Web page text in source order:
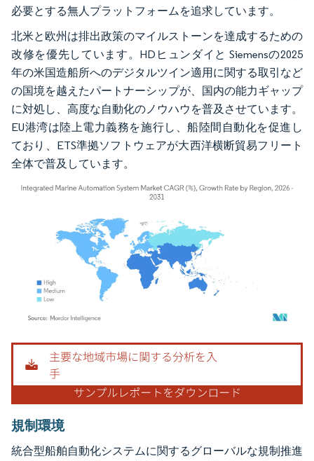
必要とする無人プラットフォームを追求しています。
北米と欧州は排出政策のマイルストーンを達成するための
改修を優先しています。HDヒュンダイと Siemensの2025
年の米国造船所へのデジタルツイン適用に関する取引など
の国境を越えたパートナーシップが、国内の能力ギャップ
に対処し、高度な自動化のノウハウを普及させています。
EU港湾は陸上電力義務を施行し、船陸間自動化を促進し
ており、ETS準拠ソフトウェアが大西洋横断貿易フリート
全体で普及しています。
画像 © Mordor Intelligence。再利用にはCC BY 4.0の表示が必要です。
規制環境
統合型船舶自動化システムに関するグローバルな規制推進